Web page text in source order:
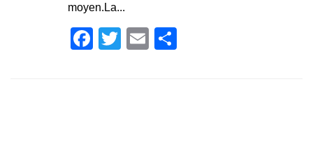
moyen.La...
Facebook
TwitterEmail